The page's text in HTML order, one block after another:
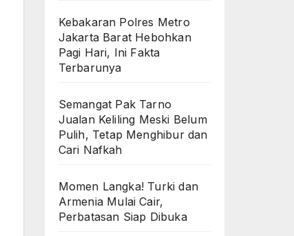
Kebakaran Polres Metro
Jakarta Barat Hebohkan
Pagi Hari, Ini Fakta
Terbarunya
Semangat Pak Tarno
Jualan Keliling Meski Belum
Pulih, Tetap Menghibur dan
Cari Nafkah
Momen Langka! Turki dan
Armenia Mulai Cair,
Perbatasan Siap Dibuka